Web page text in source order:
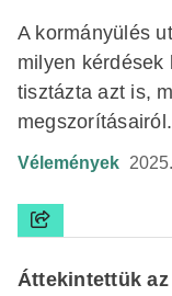
A kormányülés
milyen kérdések
tisztázta azt is,
megszorításairól.
Vélemények
Áttekintettük